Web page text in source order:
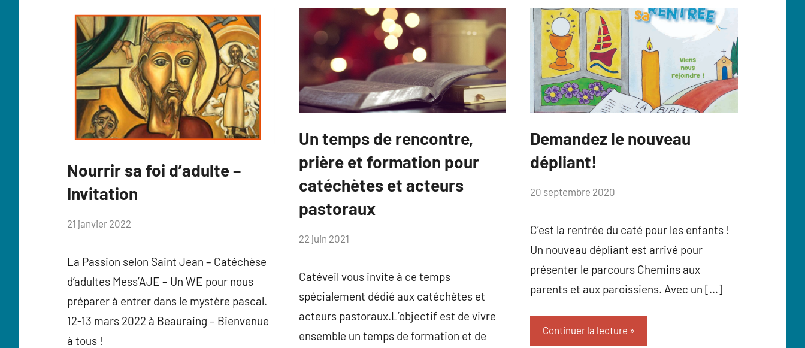
Cat&Viecatéchuménat Catéveilformation
Nourrir sa foi d’adulte –
Invitation
par
21 janvier 2022
La Passion selon Saint Jean – Catéchèse
d’adultes Mess’AJE – Un WE pour nous
préparer à entrer dans le mystère pascal.
12-13 mars 2022 à Beauraing – Bienvenue
à tous !
Catéveilformation
Un temps de rencontre,
prière et formation pour
catéchètes et acteurs
pastoraux
par
22 juin 2021
Catéveil vous invite à ce temps
spécialement dédié aux catéchètes et
acteurs pastoraux.L’objectif est de vivre
ensemble un temps de formation et de
Catéveil
Demandez le nouveau
dépliant!
par
20 septembre 2020
C’est la rentrée du caté pour les enfants !
Un nouveau dépliant est arrivé pour
présenter le parcours Chemins aux
parents et aux paroissiens. Avec un […]
Continuer la lecture